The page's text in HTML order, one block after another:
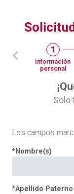
1
Información
personal
Solo
Los campos
*Nombre(s)
*Apellido Paterno